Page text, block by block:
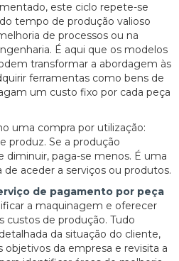
este ciclo repete-se
tempo de produção valioso
de processos ou na
É aqui que os modelos
transformar a abordagem às
ferramentas como bens de
um custo fixo por cada peça
uma compra por utilização:
produz. Se a produção
diminuir, paga-se menos. É uma
aceder a serviços ou produtos.
de pagamento por peça
a maquinagem e oferecer
custos de produção. Tudo
da situação do cliente,
da empresa e revisita a